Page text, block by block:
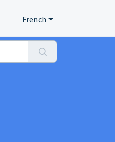
French